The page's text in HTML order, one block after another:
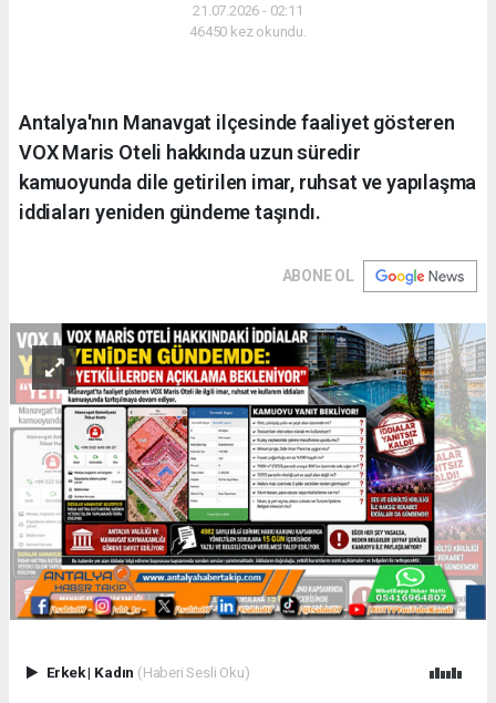
21.07.2026 - 02:11
46450 kez okundu.
Antalya'nın Manavgat ilçesinde faaliyet gösteren
VOX Maris Oteli hakkında uzun süredir
kamuoyunda dile getirilen imar, ruhsat ve yapılaşma
iddiaları yeniden gündeme taşındı.
ABONE OL
Erkek| Kadın (Haberi Sesli Oku)